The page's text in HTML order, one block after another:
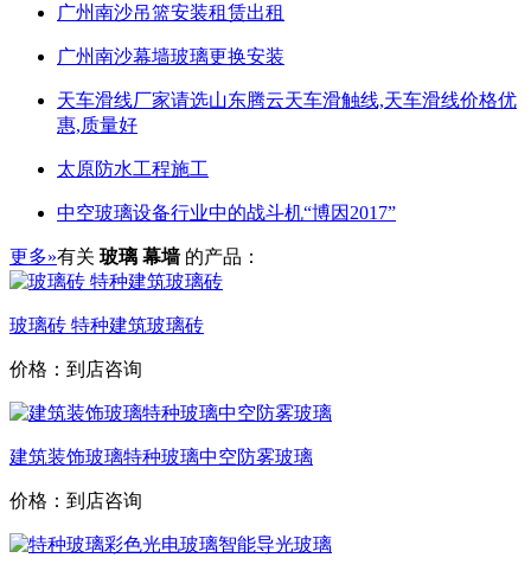
广州南沙吊篮安装租赁出租
广州南沙幕墙玻璃更换安装
天车滑线厂家请选山东腾云天车滑触线,天车滑线价格优
惠,质量好
太原防水工程施工
中空玻璃设备行业中的战斗机“博因2017”
更多»有关 玻璃 幕墙 的产品：
玻璃砖 特种建筑玻璃砖
价格：到店咨询
建筑装饰玻璃特种玻璃中空防雾玻璃
价格：到店咨询